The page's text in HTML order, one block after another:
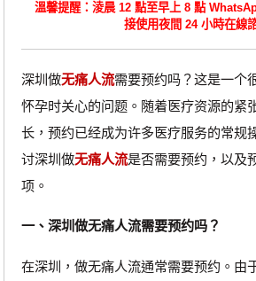
溫馨提醒：淩晨 12 點至早上 8 點
接使用夜間 24 小時在線
深圳做无痛人流需要预约吗？这是一个
怀孕时关心的问题。随着医疗资源的紧
长，预约已经成为许多医疗服务的常规
讨深圳做无痛人流是否需要预约，以及
项。
一、深圳做无痛人流需要预约吗？
在深圳，做无痛人流通常需要预约。由